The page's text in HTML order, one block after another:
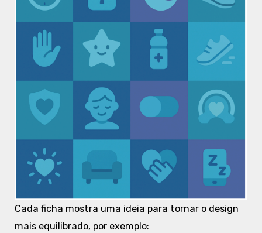
Cada ficha mostra uma ideia para tornar o design
mais equilibrado, por exemplo: